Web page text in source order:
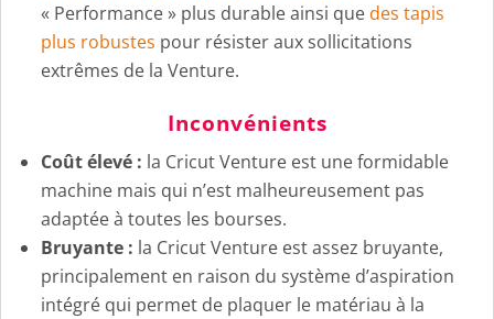
« Performance » plus durable ainsi quedes tapis
plus robustes pour résister aux sollicitations
extrêmes de la Venture.
Inconvénients
Coût élevé : la Cricut Venture est une formidable
machine mais qui n’est malheureusement pas
adaptée à toutes les bourses.
Bruyante : la Cricut Venture est assez bruyante,
principalement en raison du système d’aspiration
intégré qui permet de plaquer le matériau à la